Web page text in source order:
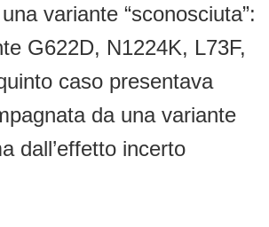
variante “sconosciuta”:
G622D, N1224K, L73F,
caso presentava
da una variante
dall’effetto incerto